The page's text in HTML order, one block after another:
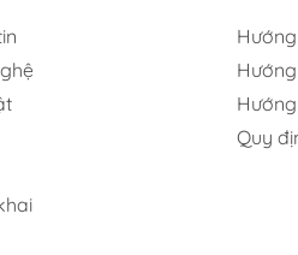
Đào taọ trí tuệ
Quy